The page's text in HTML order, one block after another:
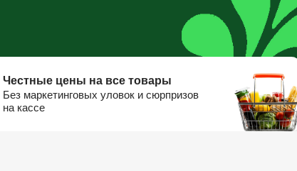
Честные цены на все товары
Без маркетинговых уловок и сюрпризов
на кассе